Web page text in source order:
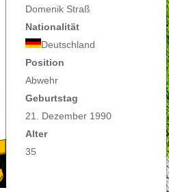
Domenik Straß
Nationalität
Deutschland
Position
Abwehr
Geburtstag
21. Dezember 1990
Alter
35